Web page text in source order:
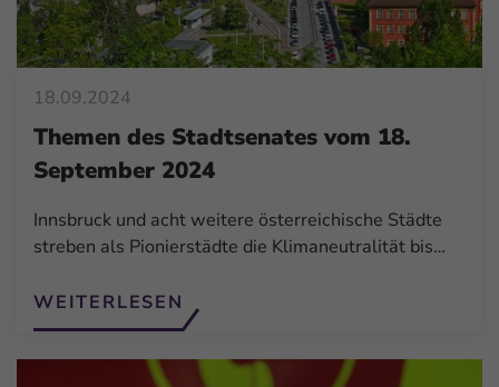
18.09.2024
Themen des Stadtsenates vom 18.
September 2024
Innsbruck und acht weitere österreichische Städte
streben als Pionierstädte die Klimaneutralität bis…
WEITERLESEN